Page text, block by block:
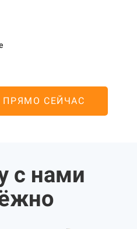
ПРЯМО СЕЙЧАС
с нами